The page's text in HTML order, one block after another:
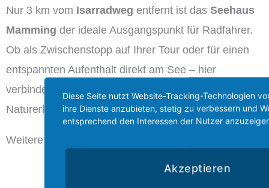
Nur 3 km vom Isarradweg entfernt ist das Seehaus
Mamming der ideale Ausgangspunkt für Radfahrer.
Ob als Zwischenstopp auf Ihrer Tour oder für einen
entspannten Aufenthalt direkt am See – hier
verbinden sich Radlerfreundlichkeit, Komfort und
Naturerlebnis zu einem perfekten Gesamtpaket.
Weitere Ausflugstipps finden sich auf
Diese Seite nutzt Website-Tracking-Technologien
ihre Dienste anzubieten, stetig zu verbessern und
entsprechend den Interessen der Nutzer
Akzeptieren